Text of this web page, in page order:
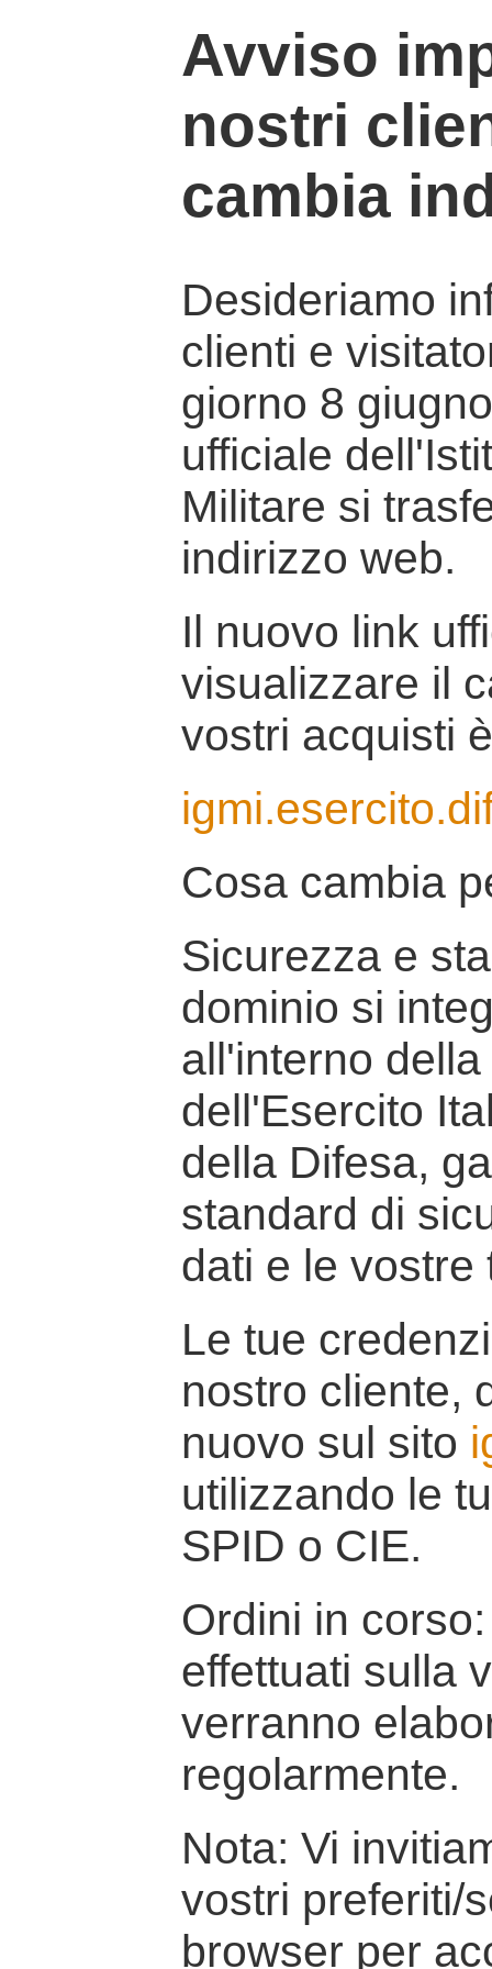
Avviso
nostri
cambia
Desideriamo
clienti e
giorno 8
ufficiale
Militare si
indirizzo web.
Il nuovo link
visualizzare il
vostri acquisti
Cosa cambia
Sicurezza e
dominio si
all'interno
dell'Esercito
della Difesa,
standard di
dati e le vostre
Le tue
nostro cliente,
nuovo sul sito
utilizzando le
SPID o CIE.
Ordini in
effettuati sulla
verranno
regolarmente.
Nota: Vi
vostri preferiti/
browser per